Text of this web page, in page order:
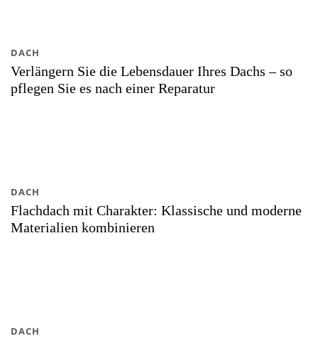
Verlängern Sie die Lebensdauer Ihres Dachs – so
pflegen Sie es nach einer Reparatur
DACH
Flachdach mit Charakter: Klassische und moderne
Materialien kombinieren
DACH
DACH